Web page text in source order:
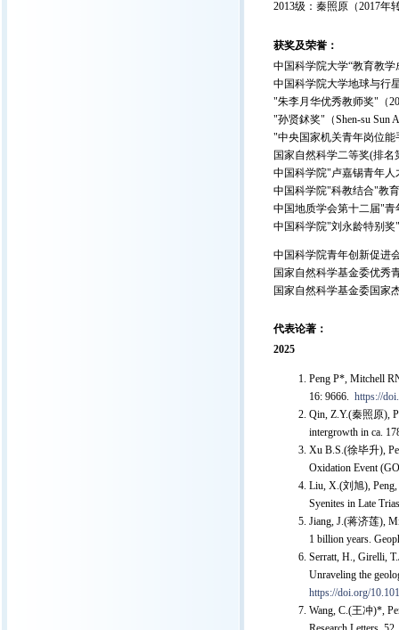
2013级：秦照原（2017年
获奖及荣誉：
中国科学院大学“教育教学
中国科学院大学地球与行
"朱李月华优秀教师奖"（
"孙贤鉥奖"（Shen-su Sun
"中央国家机关青年岗位能
国家自然科学二等奖(排名
中国科学院"卢嘉锡青年人
中国科学院"科教结合"教
中国地质学会第十二届"青
中国科学院"刘永龄特别
中国科学院青年创新促进
国家自然科学基金委优秀
国家自然科学基金委国家
代表论著：
2025
Peng P*, Mitchell
16: 9666. https://
Qin, Z.Y.(秦照原),
intergrowth in ca.
Xu B.S.(徐毕升),
Oxidation Event
Liu, X.(刘旭), Peng,
Syenites in Late
Jiang, J.(蒋济莲),
1 billion years.
Serratt, H., Girelli,
Unraveling the
https://doi.org/
Wang, C.(王冲)*,